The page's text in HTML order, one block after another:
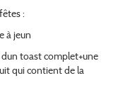
:
à jeun
toast complet+une
qui contient de la